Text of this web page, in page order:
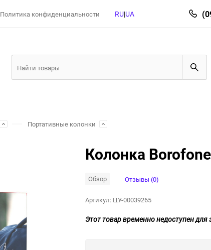
Политика конфиденциальности RU|UA
Портативные колонки
Колонка
Обзор Отзывы (0)
Артикул: ЦУ-00039265
Этот товар временно недоступен для